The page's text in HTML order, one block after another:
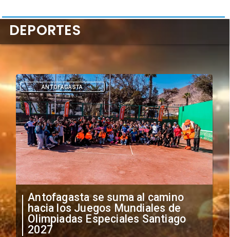
"Falta de profesionalismo": Sifup
anuncia medidas por situación
irregular de futbolistas
extranjeros
DEPORTES
DEPORTES